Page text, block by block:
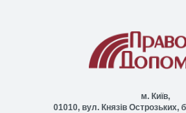
м. Київ,
01010, вул. Князів Острозьких,